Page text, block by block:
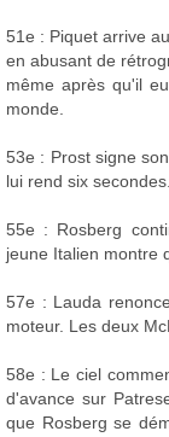
51e : Piquet arrive
en abusant de
même après qu'il
monde.
53e : Prost signe
lui rend six
55e : Rosberg
jeune Italien montre
57e : Lauda
moteur. Les deux
58e : Le ciel
d'avance sur
que Rosberg se